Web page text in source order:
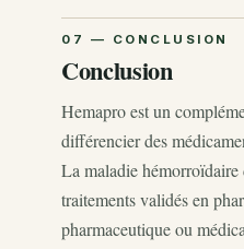
Conclusion
Hemapro est un
différencier des
La maladie hémorroïdaire
traitements validés en
pharmaceutique ou